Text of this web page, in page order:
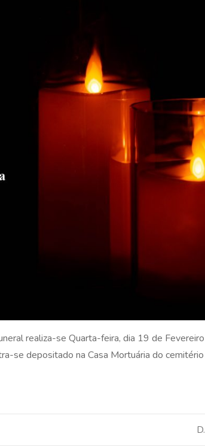
realiza-se Quarta-feira, dia 19 de
se depositado na Casa Mortuária do